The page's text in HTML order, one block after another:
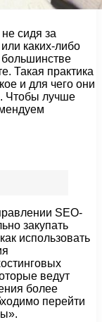
сидя за
каких-либо
Такая практика
и для чего они
Чтобы лучше
SEO-
закупать
использовать
ведут
более
перейти